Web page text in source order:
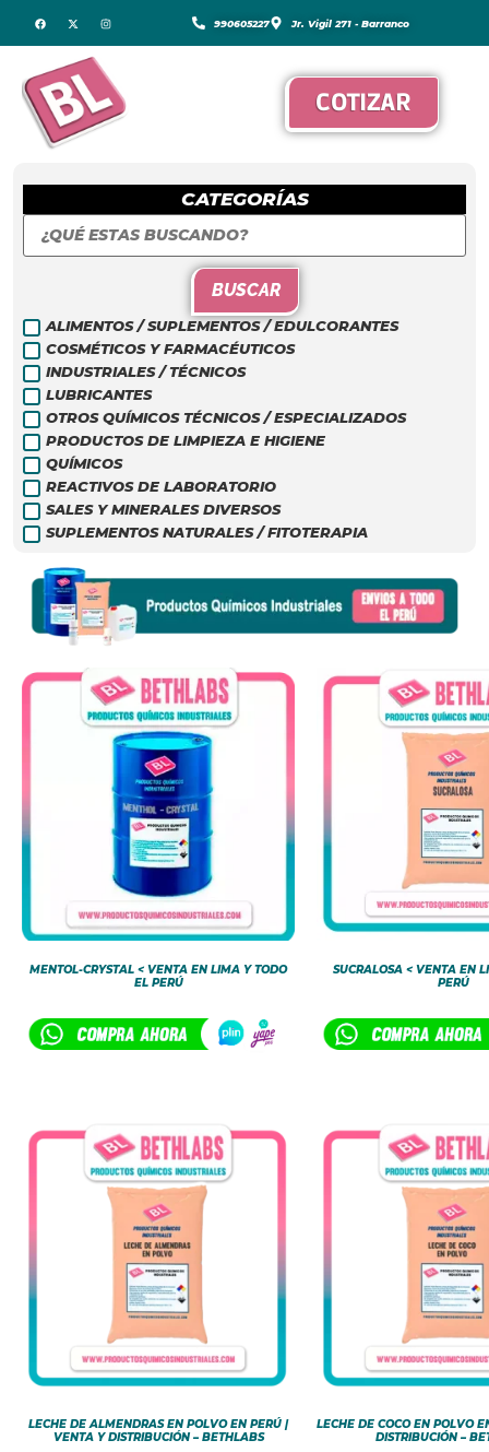
990605227 Jr. Vigil 271 - Barranco
COTIZAR
CATEGORÍAS
BUSCAR
ALIMENTOS / SUPLEMENTOS / EDULCORANTES
COSMÉTICOS Y FARMACÉUTICOS
INDUSTRIALES / TÉCNICOS
LUBRICANTES
OTROS QUÍMICOS TÉCNICOS / ESPECIALIZADOS
PRODUCTOS DE LIMPIEZA E HIGIENE
QUÍMICOS
REACTIVOS DE LABORATORIO
SALES Y MINERALES DIVERSOS
SUPLEMENTOS NATURALES / FITOTERAPIA
MENTOL-CRYSTAL < VENTA EN LIMA Y TODO
EL PERÚ
SUCRALOSA < VENTA EN
PERÚ
LECHE DE ALMENDRAS EN POLVO EN PERÚ |
VENTA Y DISTRIBUCIÓN – BETHLABS
LECHE DE COCO EN POLVO
DISTRIBUCIÓN –